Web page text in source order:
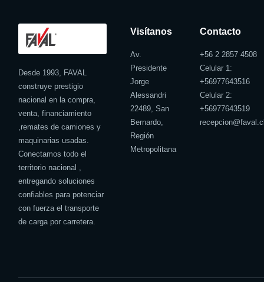
Desde 1993, FAVAL
construye prestigio
nacional en la compra,
venta, financiamiento
,remates de camiones y
maquinarias usadas.
Conectamos todo el
territorio nacional ,
entregando soluciones
confiables para potenciar
con fuerza el transporte
de carga por carretera.
Visítanos
Av.
Presidente
Jorge
Alessandri
22489, San
Bernardo,
Región
Metropolitana
Contacto
+56 2 2857 4508
Celular 1:
+56977643516
Celular 2:
+56977643519